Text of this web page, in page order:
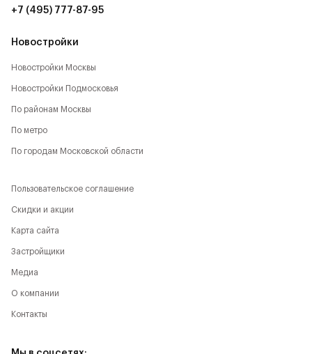
Новостройки
Новостройки Москвы
Новостройки Подмосковья
По районам Москвы
По метро
По городам Московской области
+7 (495) 777-87-95
Пользовательское соглашение
Скидки и акции
Карта сайта
Застройщики
Медиа
О компании
Контакты